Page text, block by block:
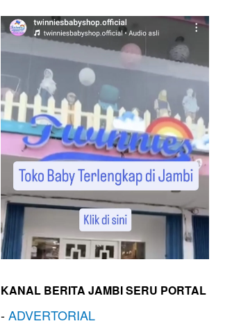
KANAL BERITA JAMBI SERU PORTAL
-ADVERTORIAL